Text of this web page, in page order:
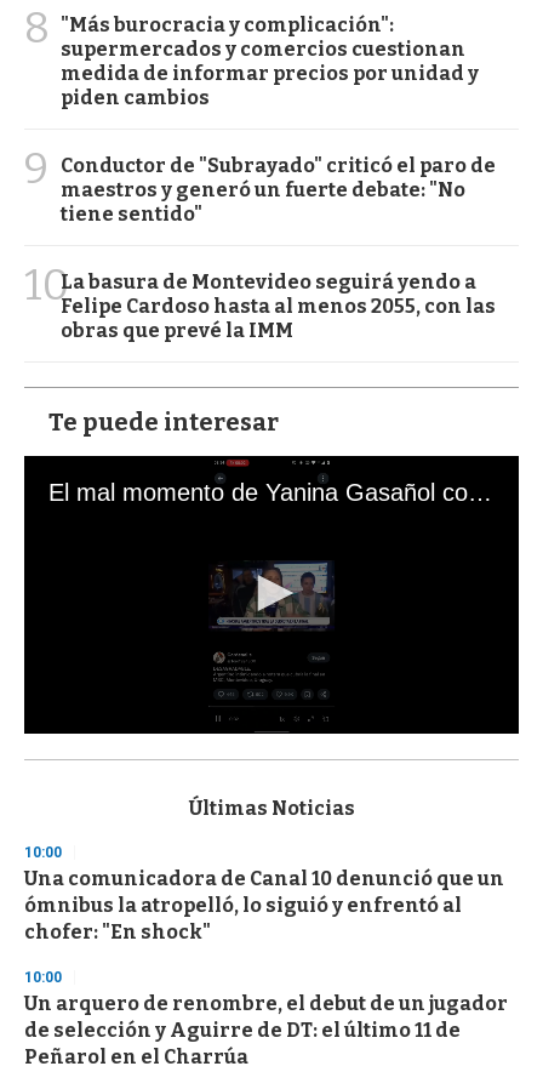
8
"Más burocracia y complicación":
supermercados y comercios cuestionan
medida de informar precios por unidad y
piden cambios
9
Conductor de "Subrayado" criticó el paro de
maestros y generó un fuerte debate: "No
tiene sentido"
10La basura de Montevideo seguirá yendo a
Felipe Cardoso hasta al menos 2055, con las
obras que prevé la IMM
Te puede interesar
El mal momento de Yanina Gasañol con un hincha argentino en "Subrayado"
s
d
s
o
f
3
s
e
c
o
n
Últimas Noticias
10:00
Una comunicadora de Canal 10 denunció que un
ómnibus la atropelló, lo siguió y enfrentó al
chofer: "En shock"
10:00
Un arquero de renombre, el debut de un jugador
de selección y Aguirre de DT: el último 11 de
Peñarol en el Charrúa